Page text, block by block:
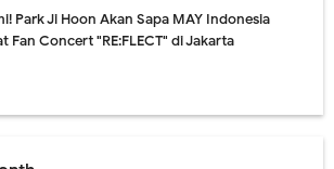
Park Ji Hoon Akan Sapa MAY Indonesia
Fan Concert "RE:FLECT" di Jakarta